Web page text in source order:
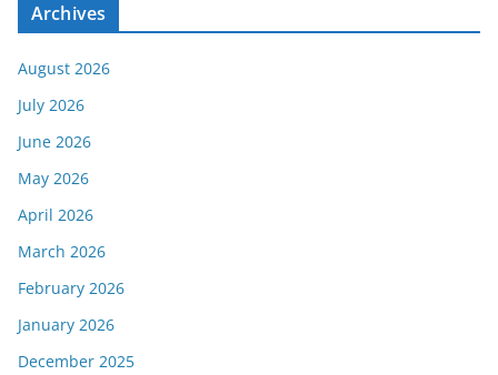
Archives
August 2026
July 2026
June 2026
May 2026
April 2026
March 2026
February 2026
January 2026
December 2025